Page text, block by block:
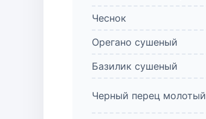
Чеснок
Орегано сушеный
Базилик сушеный
Черный перец молотый